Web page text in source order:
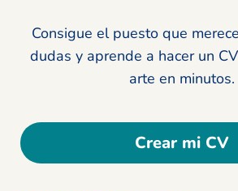
Consigue el puesto que
dudas y aprende a hacer un
arte en minutos.
Crear mi CV